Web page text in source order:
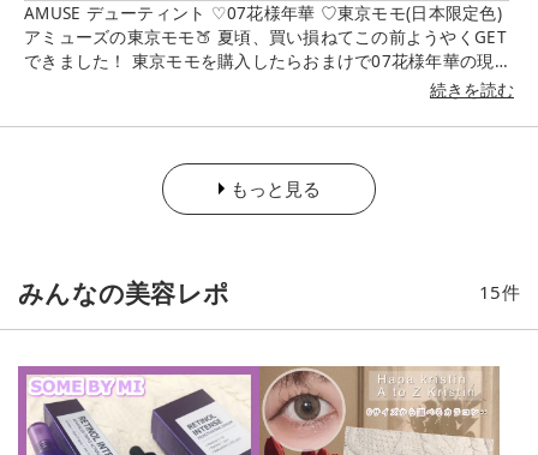
AMUSE デューティント ♡07花様年華 ♡東京モモ(日本限定色)
アミューズの東京モモ🍑 夏頃、買い損ねてこの前ようやくGET
できました！ 東京モモを購入したらおまけで07花様年華の現品
しました。 ちょっとペタペタするのが気になる方もいるかも💦
少し気になるかなぁ🤔 東京モモは、ナチュラルなカラーで 私の
唇に塗ると本当に元の唇の色を濃くしたような発色。 明るめで
私は唇全体に塗るより内側に乗せるのが好みです☺︎ #AMUSE#
アミューズ#デューティント#東京モモ#リップ#Qoo10#ティン
ト#粘膜リップ #粘膜カラー#粘膜色#ナチュラルメイク#韓国コ
続きを読む
もっと見る
みんなの美容レポ 15件